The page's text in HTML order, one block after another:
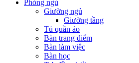
Phòng ngủ
Giường ngủ
Giường tầng
Tủ quần áo
Bàn trang điểm
Bàn làm việc
Bàn học